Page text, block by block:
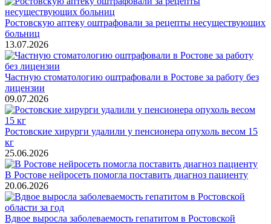
Ростовскую аптеку оштрафовали за рецепты несуществующих
больниц
13.07.2026
Частную стоматологию оштрафовали в Ростове за работу без
лицензии
09.07.2026
Ростовские хирурги удалили у пенсионера опухоль весом 15
кг
25.06.2026
В Ростове нейросеть помогла поставить диагноз пациенту
20.06.2026
Вдвое выросла заболеваемость гепатитом в Ростовской